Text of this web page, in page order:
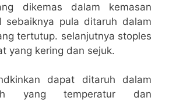
dikemas dalam kemasan
sebaiknya pula ditaruh dalam
tertutup. selanjutnya stoples
yang kering dan sejuk.
dapat ditaruh dalam
yang temperatur dan